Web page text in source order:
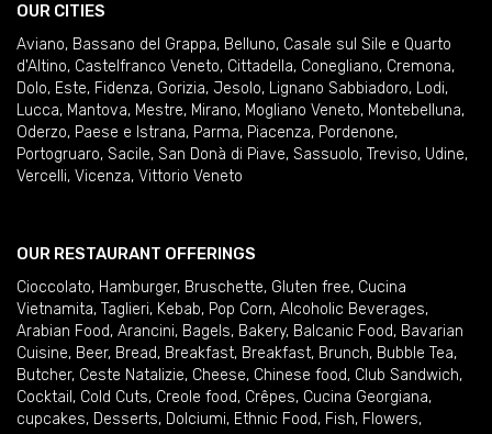
OUR CITIES
Aviano, Bassano del Grappa, Belluno, Casale sul Sile e Quarto
d'Altino, Castelfranco Veneto, Cittadella, Conegliano, Cremona,
Dolo, Este, Fidenza, Gorizia, Jesolo, Lignano Sabbiadoro, Lodi,
Lucca, Mantova, Mestre, Mirano, Mogliano Veneto, Montebelluna,
Oderzo, Paese e Istrana, Parma, Piacenza, Pordenone,
Portogruaro, Sacile, San Donà di Piave, Sassuolo, Treviso, Udine,
Vercelli, Vicenza, Vittorio Veneto
OUR RESTAURANT OFFERINGS
Cioccolato, Hamburger, Bruschette, Gluten free, Cucina
Vietnamita, Taglieri, Kebab, Pop Corn, Alcoholic Beverages,
Arabian Food, Arancini, Bagels, Bakery, Balcanic Food, Bavarian
Cuisine, Beer, Bread, Breakfast, Breakfast, Brunch, Bubble Tea,
Butcher, Ceste Natalizie, Cheese, Chinese food, Club Sandwich,
Cocktail , Cold Cuts, Creole food, Crêpes, Cucina Georgiana,
cupcakes, Desserts, Dolciumi, Ethnic Food, Fish, Flowers,